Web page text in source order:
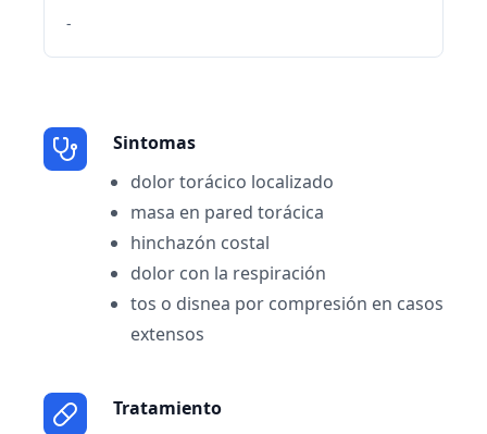
-
Sintomas
dolor torácico localizado
masa en pared torácica
hinchazón costal
dolor con la respiración
tos o disnea por compresión en casos
extensos
Tratamiento